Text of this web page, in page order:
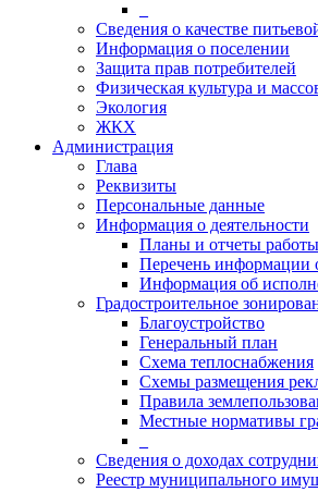
Сведения о качестве
Информация о поселении
Защита прав потребителей
Физическая культура и
Экология
ЖКХ
Администрация
Глава
Реквизиты
Персональные данные
Информация о деятельности
Планы и отчеты
Перечень информации
Информация об
Градостроительное
Благоустройство
Генеральный план
Схема теплоснабжения
Схемы размещения
Правила
Местные нормативы
Сведения о доходах
Реестр муниципального